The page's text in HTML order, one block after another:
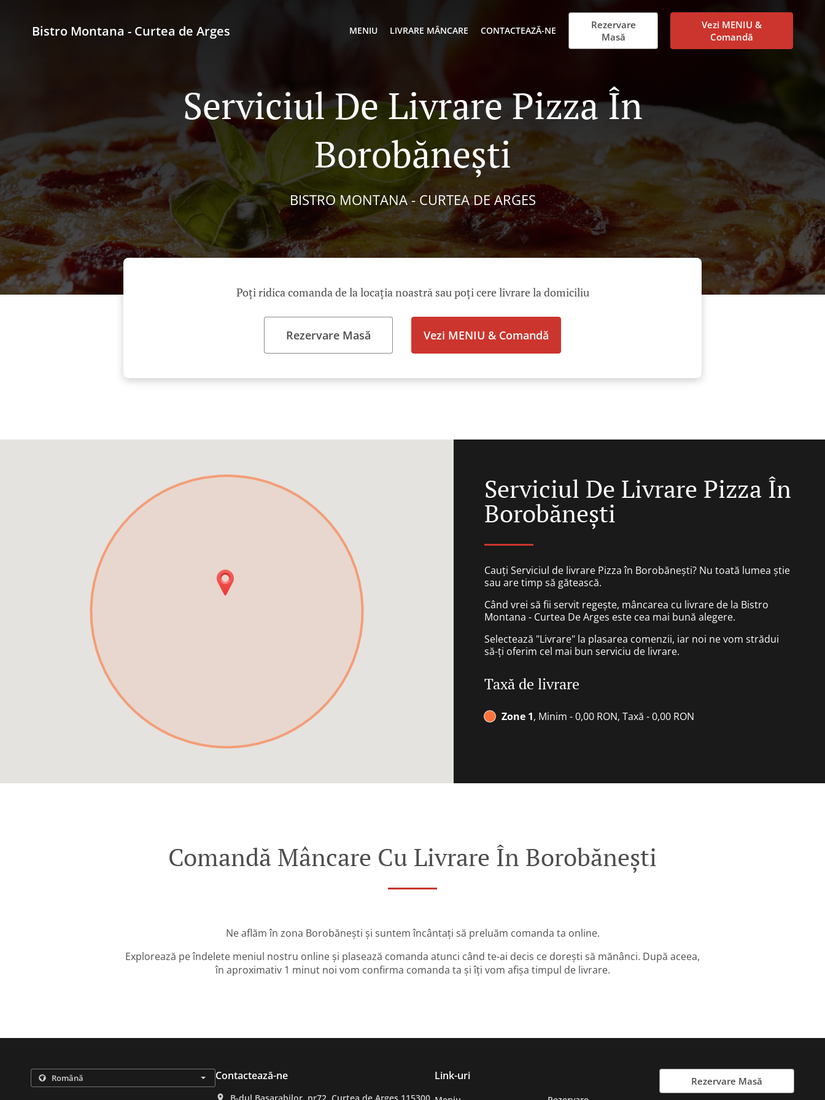
Bistro Montana - Curtea de Arges MENIU LIVRARE MÂNCARE CONTACTEAZĂ-NE
Rezervare
Masă
Vezi MENIU &
Comandă
Serviciul De Livrare Pizza În
Borobănești
BISTRO MONTANA - CURTEA DE ARGES
Poți ridica comanda de la locația noastră sau poți cere livrare la domiciliu
Rezervare Masă Vezi MENIU & Comandă
Serviciul De Livrare Pizza În
Borobănești
Cauți Serviciul de livrare Pizza în Borobănești? Nu toată lumea știe
sau are timp să gătească.
Când vrei să fii servit regește, mâncarea cu livrare de la Bistro
Montana - Curtea De Arges este cea mai bună alegere.
Selectează "Livrare" la plasarea comenzii, iar noi ne vom strădui
să-ți oferim cel mai bun serviciu de livrare.
Taxă de livrare
Zone 1, Minim - 0,00 RON, Taxă - 0,00 RON
Comandă Mâncare Cu Livrare În Borobănești
Ne aflăm în zona Borobănești și suntem încântați să preluăm comanda ta online.
Explorează pe îndelete meniul nostru online și plasează comanda atunci când te-ai decis ce dorești să mănânci. După aceea,
în aproximativ 1 minut noi vom confirma comanda ta și îți vom afișa timpul de livrare.
Contactează-ne Link-uri Rezervare Masă